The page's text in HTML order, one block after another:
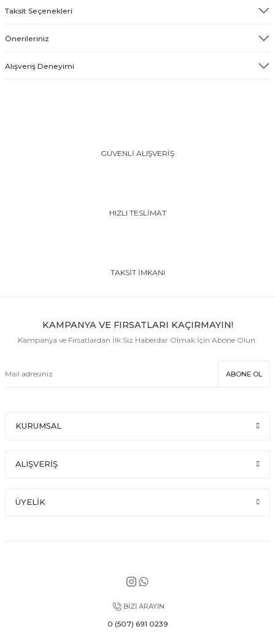
Taksit Seçenekleri
Önerileriniz
Alışveriş Deneyimi
GÜVENLİ ALIŞVERİŞ
HIZLI TESLİMAT
TAKSİT İMKANI
KAMPANYA VE FIRSATLARI KAÇIRMAYIN!
Kampanya ve Fırsatlardan İlk Siz Haberdar Olmak İçin Abone Olun:
ABONE OL
KURUMSAL
ALIŞVERİŞ
ÜYELİK
BİZİ ARAYIN
0 (507) 691 0239